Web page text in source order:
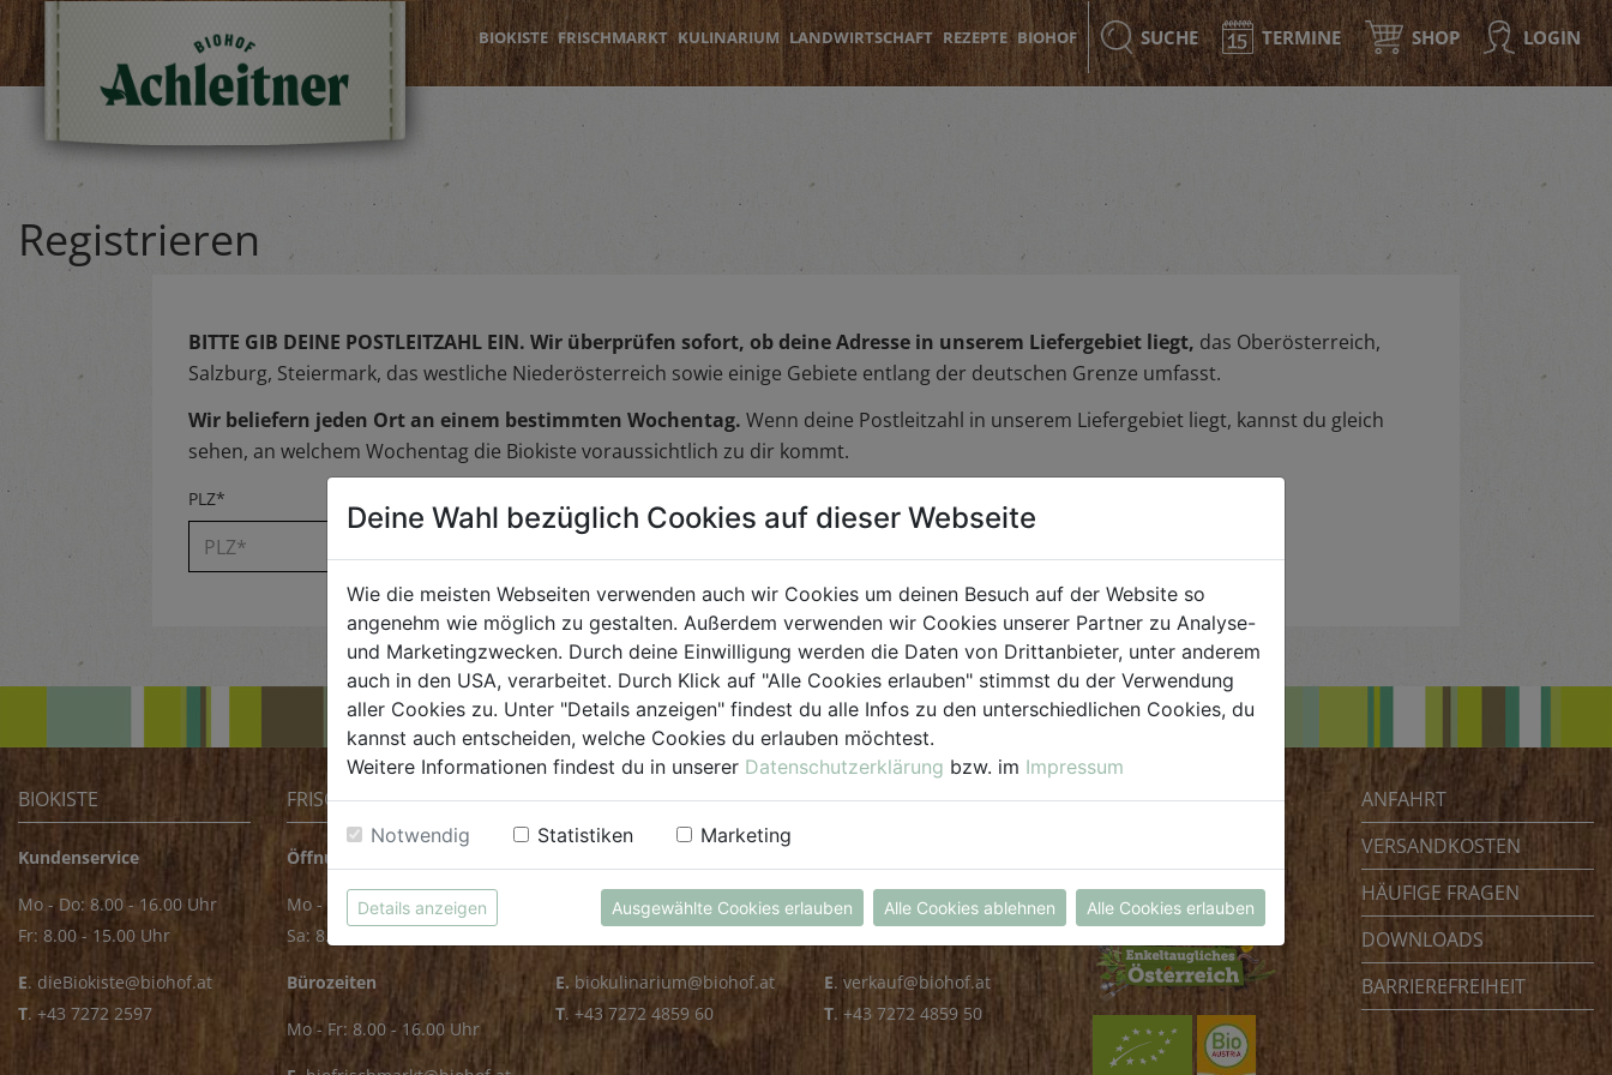
BIOKISTE FRISCHMARKT KULINARIUM LANDWIRTSCHAFT REZEPTE BIOHOF SUCHE TERMINE SHOP LOGIN
Registrieren
BITTE GIB DEINE POSTLEITZAHL EIN. Wir überprüfen sofort, ob deine Adresse in unserem Liefergebiet liegt, das Oberösterreich,
Salzburg, Steiermark, das westliche Niederösterreich sowie einige Gebiete entlang der deutschen Grenze umfasst.
Wir beliefern jeden Ort an einem bestimmten Wochentag. Wenn deine Postleitzahl in unserem Liefergebiet liegt, kannst du gleich
sehen, an welchem Wochentag die Biokiste voraussichtlich zu dir kommt.
PLZ*
BIOKISTE
Kundenservice
Mo - Do: 8.00 - 16.00 Uhr
Fr: 8.00 - 15.00 Uhr
E. dieBiokiste@biohof.at
T. +43 7272 2597
FRISCHMARKT
Öffnungszeiten
Mo - Fr: 8.00 - 18.00 Uhr
Sa: 8.00 - 14.00 Uhr
Bürozeiten
Mo - Fr: 8.00 - 16.00 Uhr
KULINARIUM
Mo - Fr: 8.00 - 14.30 Uhr
E. biokulinarium@biohof.at
T. +43 7272 4859 60
GROSSHANDEL
Mo - Do: 8.00 - 16.00 Uhr
E. verkauf@biohof.at
T. +43 7272 4859 50
Biohof Achleitner
4070 Eferding
Österreich
ANFAHRT
VERSANDKOSTEN
HÄUFIGE FRAGEN
DOWNLOADS
BARRIEREFREIHEIT
Deine Wahl bezüglich Cookies auf dieser Webseite
Wie die meisten Webseiten verwenden auch wir Cookies um deinen Besuch auf der Website so
angenehm wie möglich zu gestalten. Außerdem verwenden wir Cookies unserer Partner zu Analyse-
und Marketingzwecken. Durch deine Einwilligung werden die Daten von Drittanbieter, unter anderem
auch in den USA, verarbeitet. Durch Klick auf "Alle Cookies erlauben" stimmst du der Verwendung
aller Cookies zu. Unter "Details anzeigen" findest du alle Infos zu den unterschiedlichen Cookies, du
kannst auch entscheiden, welche Cookies du erlauben möchtest.
Weitere Informationen findest du in unserer Datenschutzerklärung bzw. im Impressum
Notwendig Statistiken Marketing
Details anzeigen Ausgewählte Cookies erlauben Alle Cookies ablehnen Alle Cookies erlauben